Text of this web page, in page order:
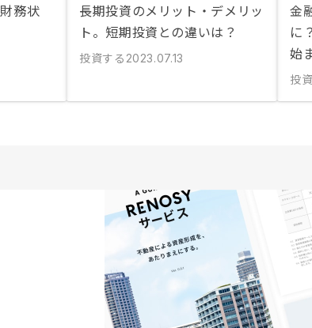
務状
長期投資のメリット・デメリッ
ト。短期投資との違いは？
投資する 2023.07.13
金
に
始
投